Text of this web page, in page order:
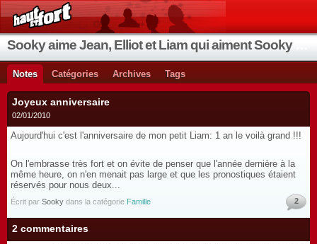
Notes Catégories Archives Tags
Joyeux anniversaire
02/01/2010
Aujourd'hui c'est l'anniversaire de mon petit Liam: 1 an le voilà grand !!!
On l'embrasse très fort et on évite de penser que l'année dernière à la
même heure, on n'en menait pas large et que les pronostiques étaient
réservés pour nous deux...
Écrit par Sooky dans la catégorie Famille 2
2 commentaires